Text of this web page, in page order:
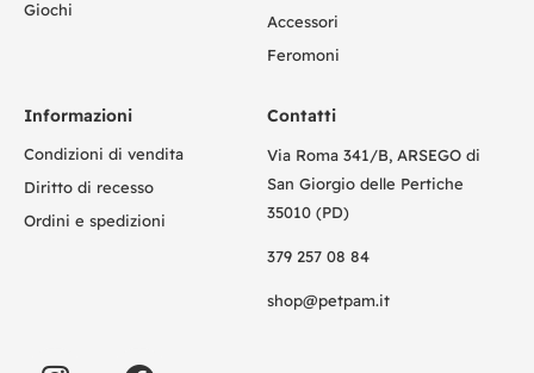
Giochi
Accessori
Feromoni
Informazioni
Condizioni di vendita
Diritto di recesso
Ordini e spedizioni
Contatti
Via Roma 341/B, ARSEGO di
San Giorgio delle Pertiche
35010 (PD)
379 257 08 84
shop@petpam.it